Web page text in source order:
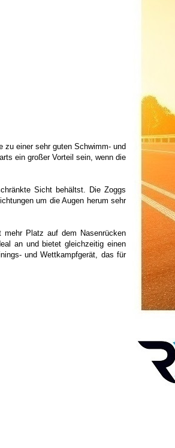
einer sehr guten Schwimm- und
ein großer Vorteil sein, wenn die
Sicht behältst. Die Zoggs
um die Augen herum sehr
mehr Platz auf dem Nasenrücken
an und bietet gleichzeitig einen
und Wettkampfgerät, das für